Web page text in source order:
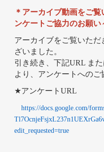
＊アーカイブ動画をご
ンケートご協力のお願い
アーカイブをご覧いた
ざいました。
引き続き、下記URL ま
より、アンケートへのご
★アンケートURL
https://docs.google.com/
edit_requested=true